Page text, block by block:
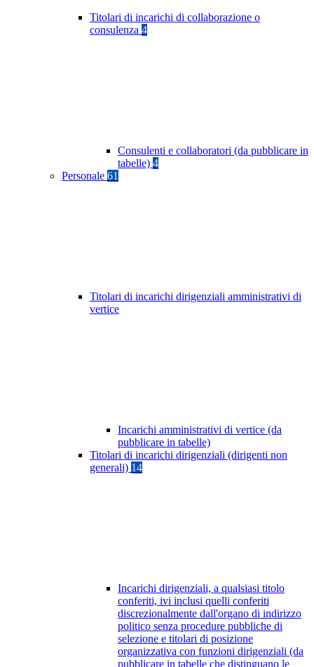
Titolari di incarichi di collaborazione o
consulenza 4
Consulenti e collaboratori (da pubblicare in
tabelle) 4
Personale 61
Titolari di incarichi dirigenziali amministrativi di
vertice
Incarichi amministrativi di vertice (da
pubblicare in tabelle)
Titolari di incarichi dirigenziali (dirigenti non
generali) 14
Incarichi dirigenziali, a qualsiasi titolo
conferiti, ivi inclusi quelli conferiti
discrezionalmente dall'organo di indirizzo
politico senza procedure pubbliche di
selezione e titolari di posizione
organizzativa con funzioni dirigenziali (da
pubblicare in tabelle che distinguano le